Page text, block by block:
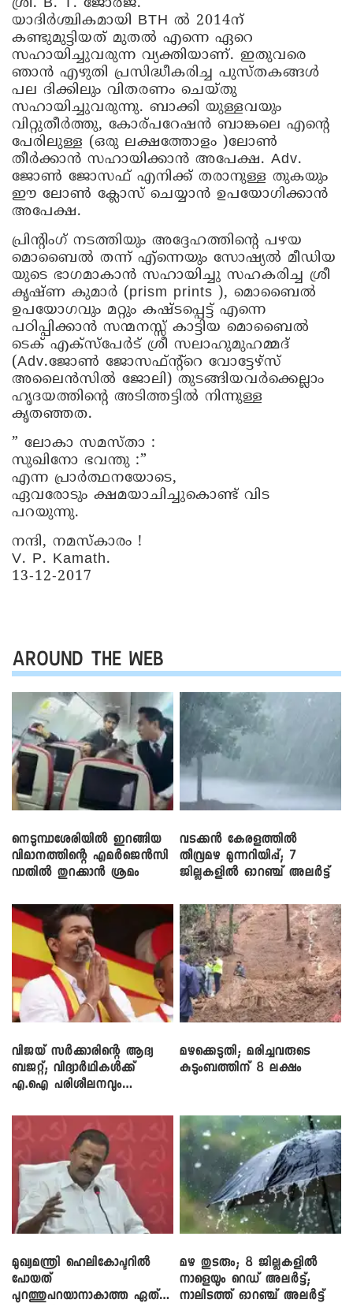
യാദിർശ്ചികമായി BTH ൽ 2014ന്
കണ്ടുമുട്ടിയത് മുതൽ എന്നെ ഏറെ
സഹായിച്ചുവരുന്ന വ്യക്തിയാണ്. ഇതുവരെ
ഞാൻ എഴുതി പ്രസിദ്ധീകരിച്ച പുസ്തകങ്ങൾ
പല ദിക്കിലും വിതരണം ചെയ്തു
സഹായിച്ചുവരുന്നു. ബാക്കി യുള്ളവയും
വിറ്റുതീർത്തു, കോര്പറേഷൻ ബാങ്കലെ എന്റെ
പേരിലുള്ള (ഒരു ലക്ഷത്തോളം )ലോൺ
തീർക്കാൻ സഹായിക്കാൻ അപേക്ഷ. Adv.
ജോൺ ജോസഫ് എനിക്ക് തരാനുള്ള തുകയും
ഈ ലോൺ ക്ലോസ് ചെയ്യാൻ ഉപയോഗിക്കാൻ
അപേക്ഷ.
പ്രിന്റിംഗ് നടത്തിയും അദ്ദേഹത്തിന്റെ പഴയ
മൊബൈൽ തന്ന് എ്ന്നെയും സോഷ്യൽ മീഡിയ
യുടെ ഭാഗമാകാൻ സഹായിച്ചു സഹകരിച്ച ശ്രീ
കൃഷ്ണ കുമാർ (prism prints ), മൊബൈൽ
ഉപയോഗവും മറ്റും കഷ്ടപ്പെട്ട് എന്നെ
പഠിപ്പിക്കാൻ സന്മനസ്സ് കാട്ടിയ മൊബൈൽ
ടെക് എക്സ്പേർട് ശ്രീ സലാഹുമുഹമ്മദ്‌
(Adv.ജോൺ ജോസഫ്ന്റ്റെ വോട്ടേഴ്‌സ്
അലൈൻസിൽ ജോലി) തുടങ്ങിയവർക്കെല്ലാം
ഹൃദയത്തിന്റെ അടിത്തട്ടിൽ നിന്നുള്ള
കൃതഞ്ഞത.
” ലോകാ സമസ്താ :
സുഖിനോ ഭവന്തു :”
എന്ന പ്രാർത്ഥനയോടെ,
ഏവരോടും ക്ഷമയാചിച്ചുകൊണ്ട് വിട
പറയുന്നു.
നന്ദി, നമസ്കാരം !
V. P. Kamath.
13-12-2017
AROUND THE WEB
നെടുമ്പാശേരിയിൽ ഇറങ്ങിയ
വിമാനത്തിന്റെ എമർജെൻസി
വാതിൽ തുറക്കാൻ ശ്രമം
വടക്കൻ കേരളത്തിൽ
തീവ്രമഴ മുന്നറിയിപ്പ്; 7
ജില്ലകളിൽ ഓറഞ്ച് അലർട്ട്
വിജയ് സർക്കാരിന്റെ ആദ്യ
ബജറ്റ്; വിദ്യാർഥികൾക്ക്
എ.ഐ പരിശീലനവും
മഴക്കെടുതി; മരിച്ചവരുടെ
കുടുംബത്തിന് 8 ലക്ഷം
മുഖ്യമന്ത്രി ഹെലികോപ്ടറിൽ
പോയത്
പുറത്തുപറയാനാകാത്ത ഏത്
മഴ തുടരും; 8 ജില്ലകളിൽ
നാളെയും റെഡ് അലർട്ട്;
നാലിടത്ത് ഓറഞ്ച് അലർട്ട്